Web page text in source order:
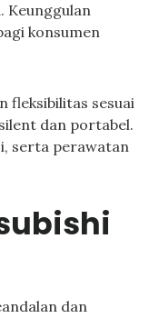
Keunggulan
konsumen
fleksibilitas sesuai
dan portabel.
serta perawatan
dan